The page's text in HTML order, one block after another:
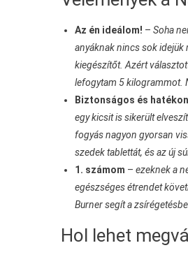
Az én ideálom! – Soha
anyáknak nincs sok idejük
kiegészítőt. Azért
lefogytam 5 kilogrammot.
Biztonságos és
egy kicsit is sikerült
fogyás nagyon gyorsan
szedek tablettát, és az új
1. számom – ezeknek a
egészséges étrendet
Burner segít a
Hol lehet